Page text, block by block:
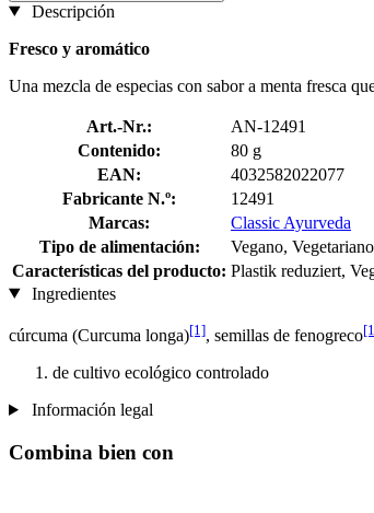
Descripción
Fresco y aromático
Una mezcla de especias con sabor a menta fresca
Art.-Nr.:
AN-12491
Contenido:
80 g
EAN:
4032582022077
Fabricante N.º:
12491
Marcas:
Classic Ayurveda
Tipo de alimentación:
Vegano,
Características del producto: Plastik reduziert,
Ingredientes
cúrcuma (Curcuma longa)[1], semillas de fenogreco
de cultivo ecológico controlado
Información legal
Combina bien con